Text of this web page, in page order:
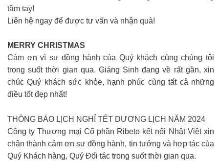
tầm tay!
Liên hệ ngay để được tư vấn và nhận quà!
MERRY CHRISTMAS
Cám ơn vì sự đồng hành của Quý khách cùng chúng tôi
trong suốt thời gian qua. Giáng Sinh đang về rất gần, xin
chúc Quý khách sức khỏe, hạnh phúc cùng tất cả những
điều tốt đẹp nhất!
THÔNG BÁO LỊCH NGHỈ TẾT DƯƠNG LỊCH NĂM 2024
Công ty Thương mại Cổ phần Ribeto kết nối Nhật Việt xin
chân thành cảm ơn sự đồng hành, tin tưởng và hợp tác của
Quý Khách hàng, Quý Đối tác trong suốt thời gian qua.